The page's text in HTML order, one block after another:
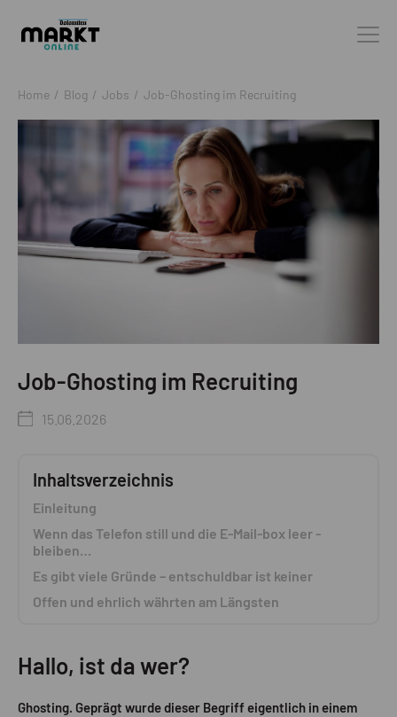
Home / Blog / Jobs / Job-Ghosting im Recruiting
Job-Ghosting im Recruiting
15.06.2026
Inhaltsverzeichnis
Einleitung
Wenn das Telefon still und die E-Mail-box leer ­
bleiben…
Es gibt viele Gründe – ­entschuldbar ist keiner
Offen und ehrlich währten am Längsten
Hallo, ist da wer?
Ghosting. Geprägt wurde dieser Begriff eigentlich in einem